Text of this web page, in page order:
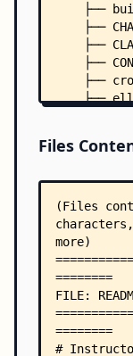
├──
├──
├──
├──
├──
├──
├──
├──
├──
├──
├──
├──
├──
├──
├──
├──
├──
├──
Files